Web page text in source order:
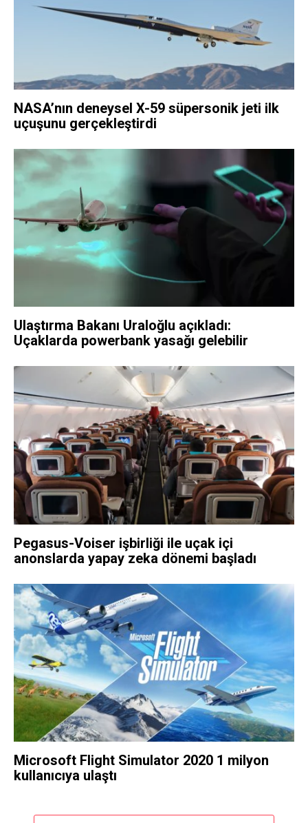
NASA’nın deneysel X-59 süpersonik jeti ilk
uçuşunu gerçekleştirdi
Ulaştırma Bakanı Uraloğlu açıkladı:
Uçaklarda powerbank yasağı gelebilir
Pegasus-Voiser işbirliği ile uçak içi
anonslarda yapay zeka dönemi başladı
Microsoft Flight Simulator 2020 1 milyon
kullanıcıya ulaştı